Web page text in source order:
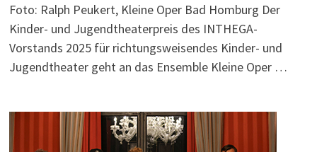
Foto: Ralph Peukert, Kleine Oper Bad Homburg Der
Kinder- und Jugendtheaterpreis des INTHEGA-
Vorstands 2025 für richtungsweisendes Kinder- und
Jugendtheater geht an das Ensemble Kleine Oper …